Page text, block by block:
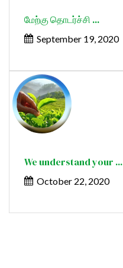
மேற்கு தொடர்ச்சி ...
September 19, 2020
We understand your ...
October 22, 2020